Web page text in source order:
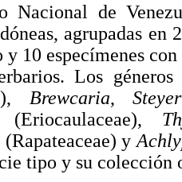
Nacional de
agrupadas
10 especímenes
Los géneros
Brewcaria,
(Eriocaulaceae),
(Rapateaceae) y
tipo y su colección